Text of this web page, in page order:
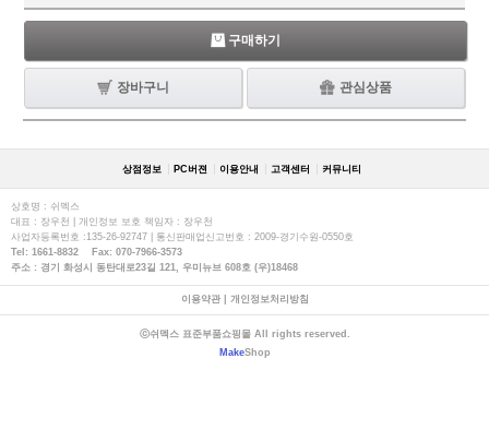
구매하기
장바구니 관심상품
상점정보 PC버젼 이용안내 고객센터 커뮤니티
상호명 : 쉬멕스
대표 : 장우천 | 개인정보 보호 책임자 : 장우천
사업자등록번호 :135-26-92747 | 통신판매업신고번호 : 2009-경기수원-0550호
Tel: 1661-8832 Fax: 070-7966-3573
주소 : 경기 화성시 동탄대로23길 121, 우미뉴브 608호 (우)18468
이용약관| 개인정보처리방침
ⓒ쉬멕스 표준부품쇼핑몰 All rights reserved.
MakeShop